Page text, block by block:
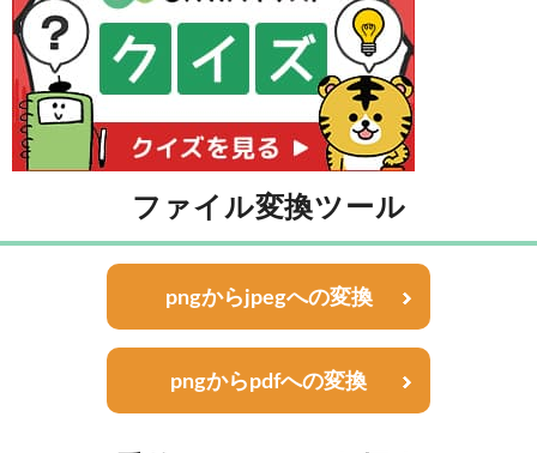
ファイル変換ツール
pngからjpegへの変換
pngからpdfへの変換